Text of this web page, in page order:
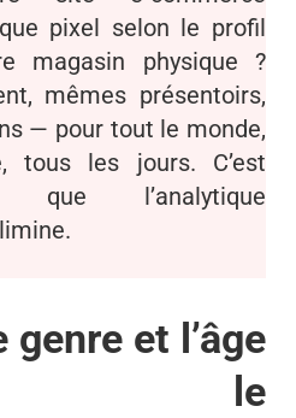
pixel selon le profil
magasin physique ?
mêmes présentoirs,
— pour tout le monde,
tous les jours. C’est
que l’analytique
et l’âge
le